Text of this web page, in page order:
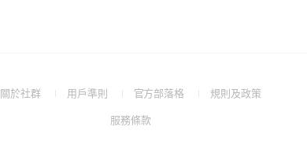
關於社群
(Open用戶準則
(Open
a
官方部落格
(Open規則及政策(Open
服務條款(Open